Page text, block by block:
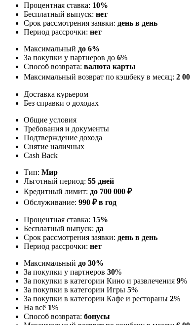
Процентная ставка: 10%
Бесплатный выпуск: нет
Срок рассмотрения заявки: день в день
Период рассрочки: нет
Максимальный до 6%
За покупки у партнеров до 6%
Способ возврата: валюта карты
Максимальный возврат по кэшбеку в месяц: 2
Доставка курьером
Без справки о доходах
Общие условия
Требования и документы
Подтверждение дохода
Снятие наличных
Cash Back
Тип: Мир
Льготный период: 55 дней
Кредитный лимит: до 700 000 ₽
Обслуживание: 990 ₽ в год
Процентная ставка: 15%
Бесплатный выпуск: да
Срок рассмотрения заявки: день в день
Период рассрочки: нет
Максимальный до 30%
За покупки у партнеров 30%
За покупки в категории Кино и развлечения 9%
За покупки в категории Игры 5%
За покупки в категории Кафе и рестораны 2%
На всё 1%
Способ возврата: бонусы